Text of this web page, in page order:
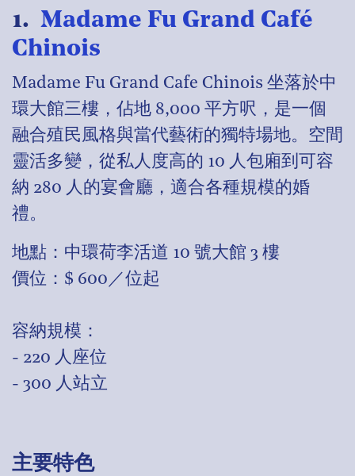
1. Madame Fu Grand Café
Chinois
Madame Fu Grand Cafe Chinois 坐落於中
環大館三樓，佔地 8,000 平方呎，是一個
融合殖民風格與當代藝術的獨特場地。空間
靈活多變，從私人度高的 10 人包廂到可容
納 280 人的宴會廳，適合各種規模的婚
禮。
地點：中環荷李活道 10 號大館 3 樓
價位：$ 600／位起
容納規模：
- 220 人座位
- 300 人站立
主要特色